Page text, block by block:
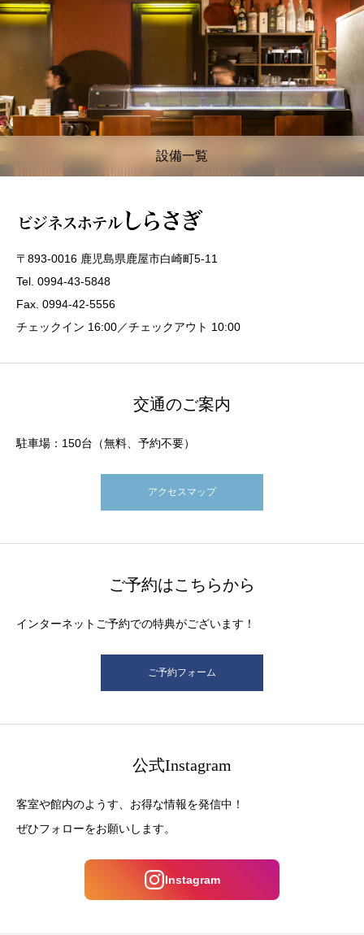
設備一覧
〒893-0016 鹿児島県鹿屋市白崎町5-11
Tel. 0994-43-5848
Fax. 0994-42-5556
チェックイン 16:00／チェックアウト 10:00
交通のご案内
駐車場：150台（無料、予約不要）
アクセスマップ
ご予約はこちらから
インターネットご予約での特典がございます！
ご予約フォーム
公式Instagram
客室や館内のようす、お得な情報を発信中！
ぜひフォローをお願いします。
Instagram